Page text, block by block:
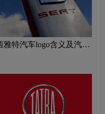
雅特汽车logo含义及汽车